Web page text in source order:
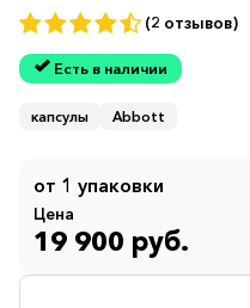
(2 отзывов)
Есть в наличии
капсулы Abbott
от 1 упаковки
Цена
19 900 руб.